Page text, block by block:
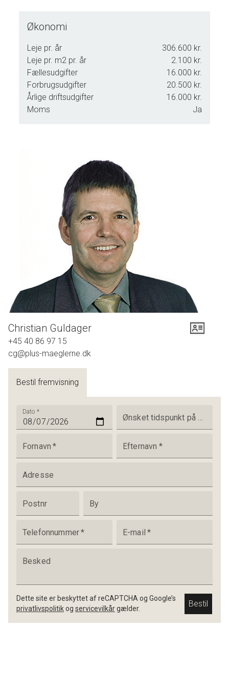
Økonomi
Leje pr. år
306.600 kr.
Leje pr. m2 pr. år
2.100 kr.
Fællesudgifter
16.000 kr.
Forbrugsudgifter
20.500 kr.
Årlige driftsudgifter
16.000 kr.
Moms
Ja
Christian Guldager
+45 40 86 97 15
cg@plus-maeglerne.dk
Bestil fremvisning
Dato *
Ønsket tidspunkt på dagen
Fornavn * Efternavn *
Adresse
Postnr By
Telefonnummer* E-mail *
Besked
Dette site er beskyttet af reCAPTCHA og Google’s
privatlivspolitikog servicevilkårgælder. Bestil